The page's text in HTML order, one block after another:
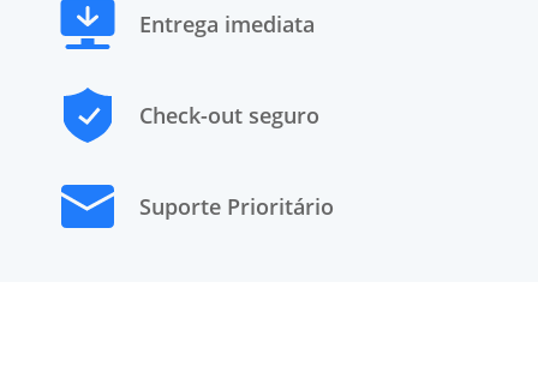
Entrega imediata
Check-out seguro
Suporte Prioritário